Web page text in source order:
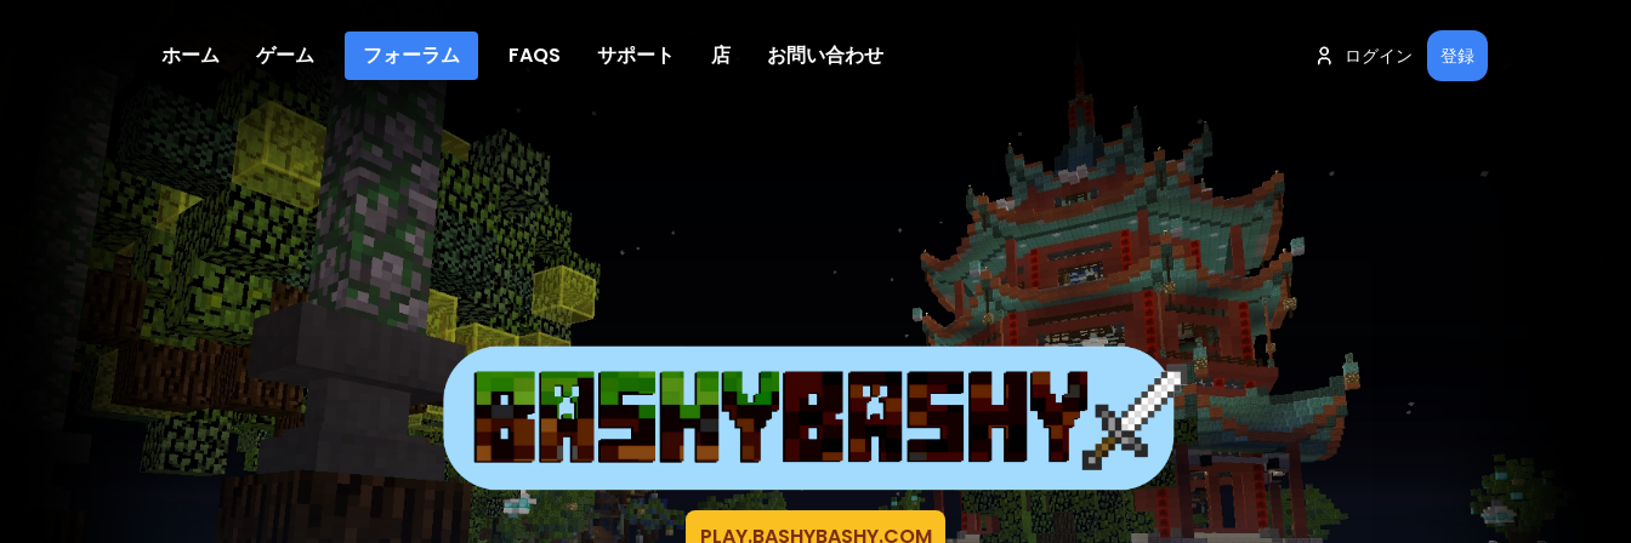
ログイン 登録
ホーム ゲーム フォーラム FAQS サポート 店 お問い合わせ
PLAY.BASHYBASHY.COM